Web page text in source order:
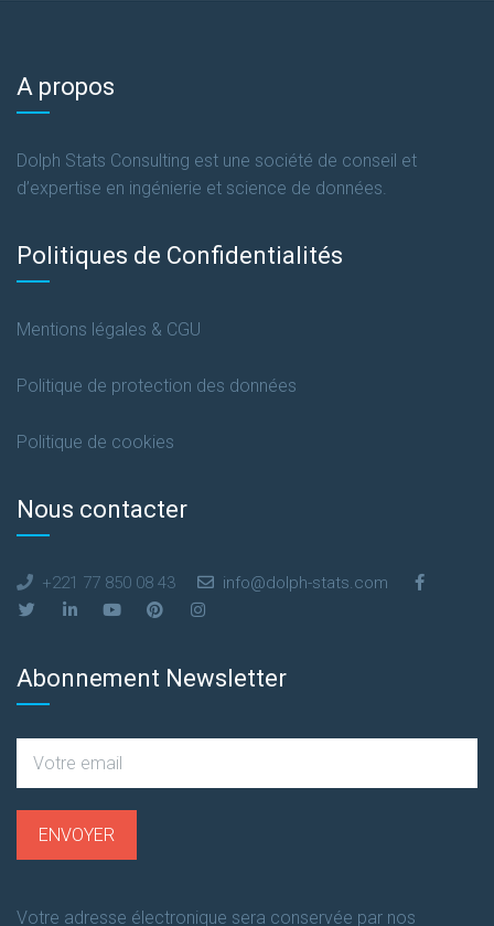
A propos
Dolph Stats Consulting est une société de conseil et
d’expertise en ingénierie et science de données.
Politiques de Confidentialités
Mentions légales & CGU
Politique de protection des données
Politique de cookies
Nous contacter
+221 77 850 08 43 info@dolph-stats.com
Abonnement Newsletter
Votre adresse électronique sera conservée par nos